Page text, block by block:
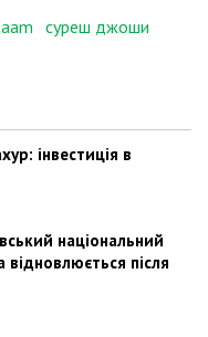
суреш джоши
інвестиція в
національний
відновлюється після